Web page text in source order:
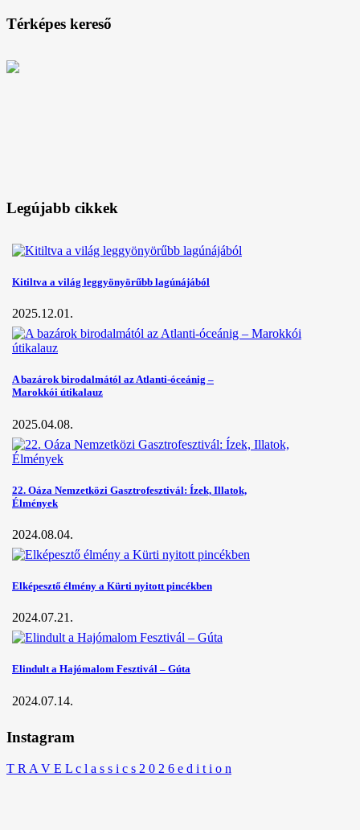
Térképes kereső
Legújabb cikkek
Kitiltva a világ leggyönyörűbb lagúnájából
2025.12.01.
A bazárok birodalmától az Atlanti-óceánig –
Marokkói útikalauz
2025.04.08.
22. Oáza Nemzetközi Gasztrofesztivál: Ízek, Illatok,
Élmények
2024.08.04.
Elképesztő élmény a Kürti nyitott pincékben
2024.07.21.
Elindult a Hajómalom Fesztivál – Gúta
2024.07.14.
Instagram
T R A V E L c l a s s i c s 2 0 2 6 e d i t i o n